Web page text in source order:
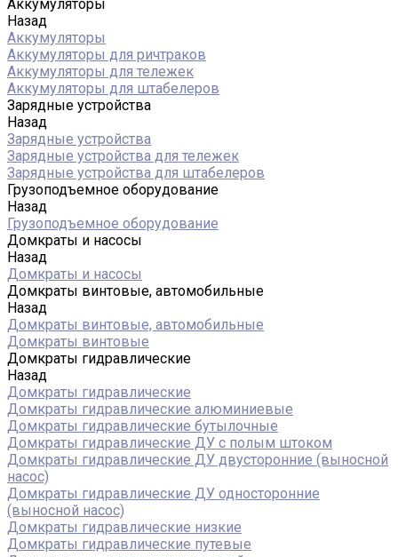
Аккумуляторы
Назад
Аккумуляторы
Аккумуляторы для ричтраков
Аккумуляторы для тележек
Аккумуляторы для штабелеров
Зарядные устройства
Назад
Зарядные устройства
Зарядные устройства для тележек
Зарядные устройства для штабелеров
Грузоподъемное оборудование
Назад
Грузоподъемное оборудование
Домкраты и насосы
Назад
Домкраты и насосы
Домкраты винтовые, автомобильные
Назад
Домкраты винтовые, автомобильные
Домкраты винтовые
Домкраты гидравлические
Назад
Домкраты гидравлические
Домкраты гидравлические алюминиевые
Домкраты гидравлические бутылочные
Домкраты гидравлические ДУ c полым штоком
Домкраты гидравлические ДУ двусторонние (выносной
насос)
Домкраты гидравлические ДУ односторонние
(выносной насос)
Домкраты гидравлические низкие
Домкраты гидравлические путевые